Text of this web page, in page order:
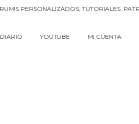
DIARIO YOUTUBE MI CUENTA